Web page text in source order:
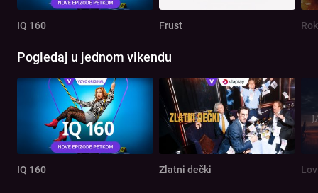
IQ 160 Frust
Pogledaj u jednom vikendu
IQ 160 Zlatni dečki